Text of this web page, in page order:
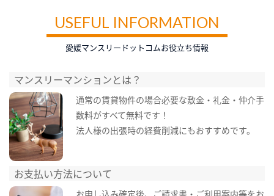
USEFUL INFORMATION
愛媛マンスリードットコムお役立ち情報
マンスリーマンションとは？
通常の賃貸物件の場合必要な敷金・礼金・仲介手
数料がすべて無料です！
法人様の出張時の経費削減にもおすすめです。
お支払い方法について
お申し込み確定後、ご請求書・ご利用案内等をお